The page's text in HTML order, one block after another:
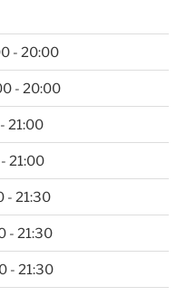
- 20:00
- 20:00
21:00
21:00
- 21:30
- 21:30
- 21:30